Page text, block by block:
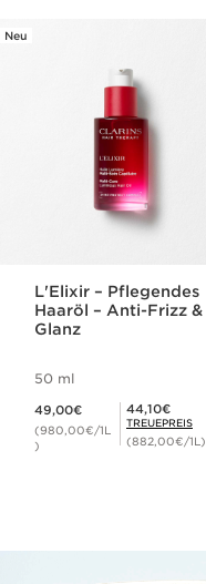
Neu
L'Elixir – Pflegendes
Haaröl – Anti-Frizz &
Glanz
50 ml
49,00€
(980,00€/1L
)
Mitgliederpreis 44,10€
44,10€
TREUEPREIS
(882,00€/1L)